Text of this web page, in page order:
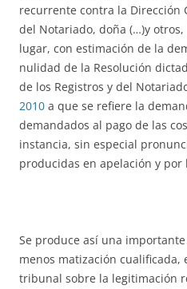
recurrente contra la Dirección
del Notariado, doña (…)y
lugar, con estimación de la
nulidad de la Resolución
de los Registros y del
2010 a que se refiere la
demandados al pago de las
instancia, sin especial
producidas en apelación y por
Se produce así una
menos matización
tribunal sobre la legitimación